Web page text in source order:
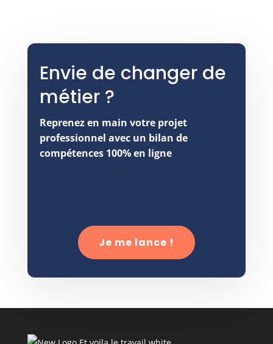
Envie de changer de
métier ?
Reprenez en main votre projet
professionnel avec un bilan de
compétences 100% en ligne
Je me lance !